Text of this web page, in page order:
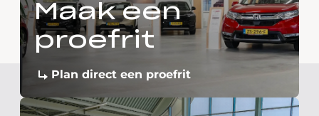
Maak een
proefrit
Plan direct een proefrit